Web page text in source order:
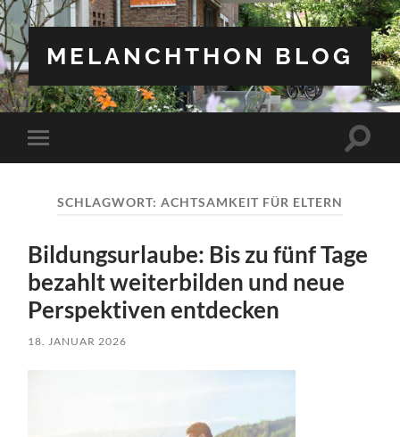
MELANCHTHON BLOG
Mobile-
Menü
SCHLAGWORT: ACHTSAMKEIT FÜR ELTERN
Bildungsurlaube: Bis zu fünf Tage
bezahlt weiterbilden und neue
Perspektiven entdecken
18. JANUAR 2026